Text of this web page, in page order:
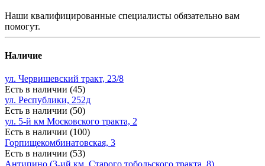
Наши квалифицированные специалисты обязательно вам
помогут.
Наличие
ул. Червишевский тракт, 23/8
Есть в наличии (45)
ул. Республики, 252д
Есть в наличии (50)
ул. 5-й км Московского тракта, 2
Есть в наличии (100)
Горпищекомбинатовская, 3
Есть в наличии (53)
Антипино (3-ий км. Старого тобольского тракта, 8)